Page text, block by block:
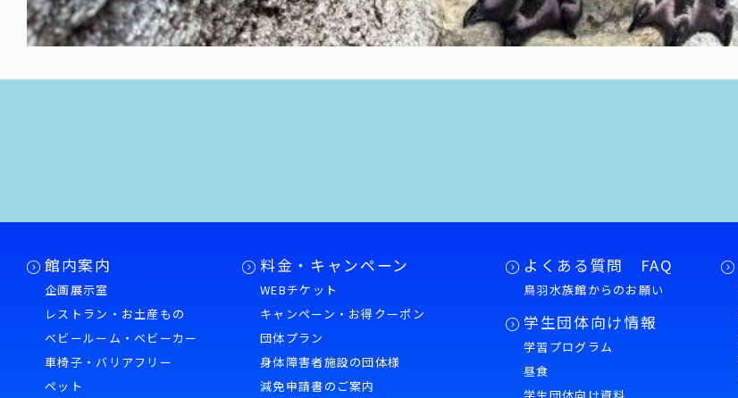
館内案内
企画展示室
レストラン・お土産もの
ベビールーム・ベビーカー
車椅子・バリアフリー
ペット
料金・キャンペーン
WEBチケット
キャンペーン・お得クーポン
団体プラン
身体障害者施設の団体様
減免申請書のご案内
よくある質問 FAQ
鳥羽水族館からのお願い
学生団体向け情報
学習プログラム
昼食